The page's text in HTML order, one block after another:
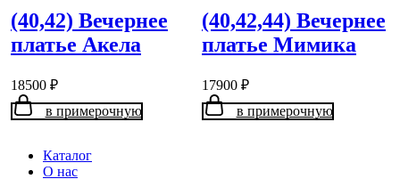
(40,42) Вечернее
платье Акела
18500 ₽
в примерочную
(40,42,44) Вечернее
платье Мимика
17900 ₽
в примерочную
Каталог
О нас